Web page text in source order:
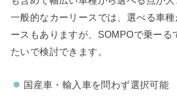
一般的なカーリースでは、選べる車
ースもありますが、SOMPOで乗ーる
たいで検討できます。
国産車・輸入車を問わず選択可能